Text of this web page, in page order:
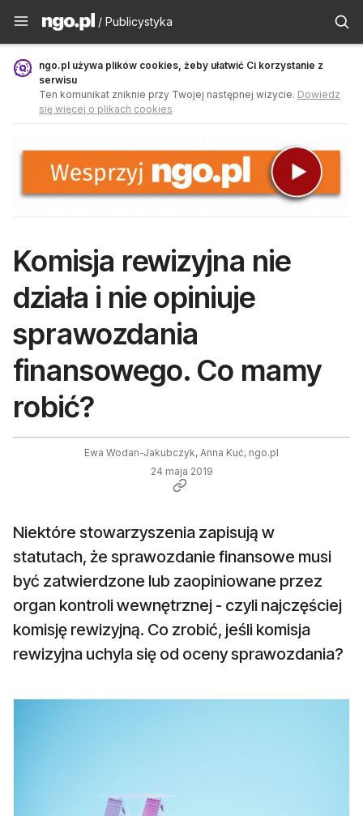
Publicystyka - ngo.pl
/ Publicystyka
ngo.pl używa plików cookies, żeby ułatwić Ci korzystanie z
serwisu
Ten komunikat zniknie przy Twojej następnej wizycie. Dowiedz
się więcej o plikach cookies
Komisja rewizyjna nie
działa i nie opiniuje
sprawozdania
finansowego. Co mamy
robić?
Ewa Wodan-Jakubczyk, Anna Kuć, ngo.pl
24 maja 2019
Niektóre stowarzyszenia zapisują w
statutach, że sprawozdanie finansowe musi
być zatwierdzone lub zaopiniowane przez
organ kontroli wewnętrznej - czyli najczęściej
komisję rewizyjną. Co zrobić, jeśli komisja
rewizyjna uchyla się od oceny sprawozdania?